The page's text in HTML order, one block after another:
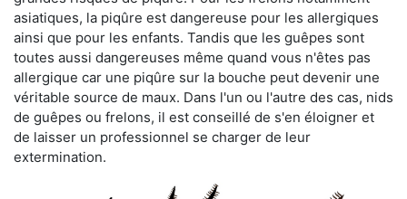
asiatiques, la piqûre est dangereuse pour les allergiques
ainsi que pour les enfants. Tandis que les guêpes sont
toutes aussi dangereuses même quand vous n'êtes pas
allergique car une piqûre sur la bouche peut devenir une
véritable source de maux. Dans l'un ou l'autre des cas, nids
de guêpes ou frelons, il est conseillé de s'en éloigner et
de laisser un professionnel se charger de leur
extermination.